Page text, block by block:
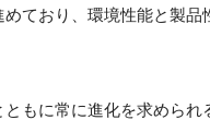
ており、環境性能と製品
もに常に進化を求めら